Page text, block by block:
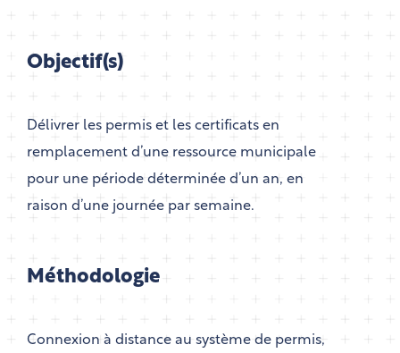
Objectif(s)
Délivrer les permis et les certificats en
remplacement d’une ressource municipale
pour une période déterminée d’un an, en
raison d’une journée par semaine.
Méthodologie
Connexion à distance au système de permis,